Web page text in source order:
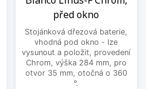
před okno
Stojánková dřezová baterie,
vhodná pod okno - lze
vysunout a položit, provedení
Chrom, výška 284 mm, pro
otvor 35 mm, otočná o 360
°.